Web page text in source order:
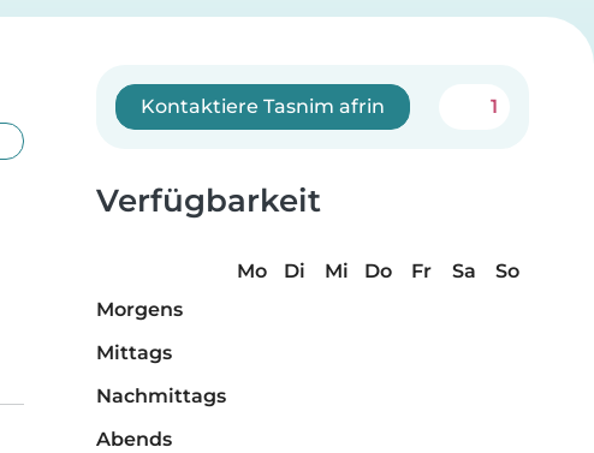
Kontaktiere Tasnim afrin 1
Verfügbarkeit
Mo Di Mi Do Fr Sa
So
Morgens
Mittags
Nachmittags
Abends